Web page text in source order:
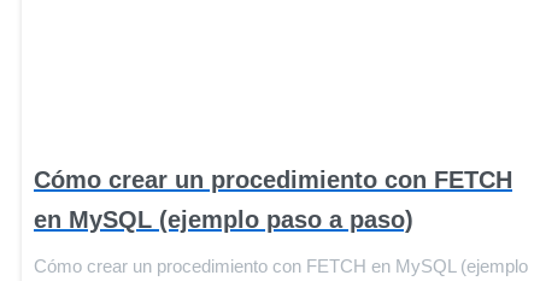
Cómo crear un procedimiento con FETCH
en MySQL (ejemplo paso a paso)
Cómo crear un procedimiento con FETCH en MySQL (ejemplo